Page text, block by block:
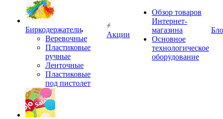
Биркодержатели
Веревочные
Пластиковые
ручные
Ленточные
Пластиковые
под пистолет
Акции
Обзор товаров
Интернет-
магазина
Основное
технологическое
оборудование